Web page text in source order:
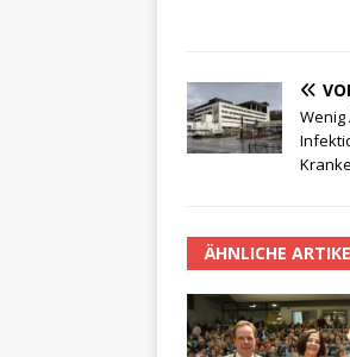
Wenig
ÄHNLICHE